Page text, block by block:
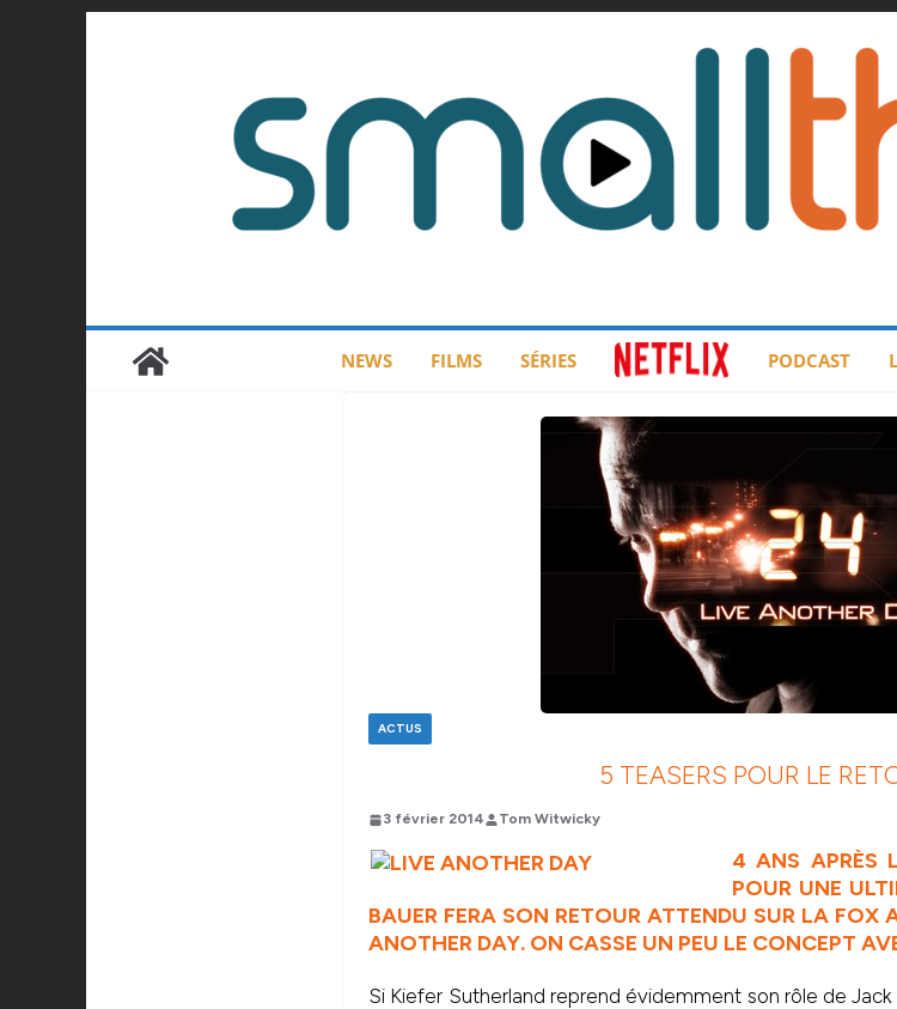
NEWS FILMS SÉRIES PODCAST
ACTUS
5 TEASERS POUR LE
3 février 2014 Tom Witwicky
4 ANS APRÈS
POUR UNE
BAUER FERA SON RETOUR ATTENDU SUR LA FOX
ANOTHER DAY. ON CASSE UN PEU LE CONCEPT
Si Kiefer Sutherland reprend évidemment son rôle de